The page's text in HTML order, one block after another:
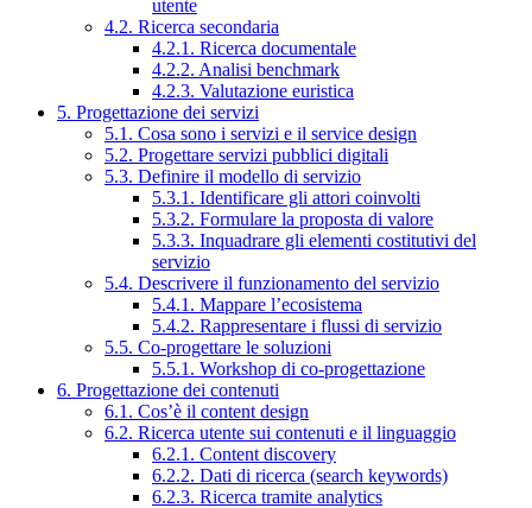
utente
4.2. Ricerca secondaria
4.2.1. Ricerca documentale
4.2.2. Analisi benchmark
4.2.3. Valutazione euristica
5. Progettazione dei servizi
5.1. Cosa sono i servizi e il service design
5.2. Progettare servizi pubblici digitali
5.3. Definire il modello di servizio
5.3.1. Identificare gli attori coinvolti
5.3.2. Formulare la proposta di valore
5.3.3. Inquadrare gli elementi costitutivi del
servizio
5.4. Descrivere il funzionamento del servizio
5.4.1. Mappare l’ecosistema
5.4.2. Rappresentare i flussi di servizio
5.5. Co-progettare le soluzioni
5.5.1. Workshop di co-progettazione
6. Progettazione dei contenuti
6.1. Cos’è il content design
6.2. Ricerca utente sui contenuti e il linguaggio
6.2.1. Content discovery
6.2.2. Dati di ricerca (search keywords)
6.2.3. Ricerca tramite analytics